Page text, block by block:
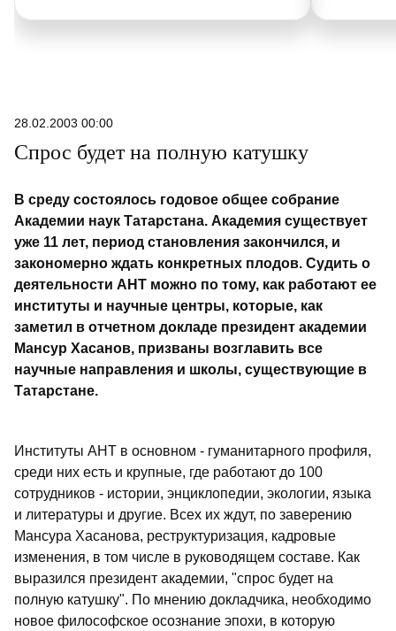
28.02.2003 00:00
Спрос будет на полную катушку
В среду состоялось годовое общее собрание
Академии наук Татарстана. Академия существует
уже 11 лет, период становления закончился, и
закономерно ждать конкретных плодов. Судить о
деятельности АНТ можно по тому, как работают ее
институты и научные центры, которые, как
заметил в отчетном докладе президент академии
Мансур Хасанов, призваны возглавить все
научные направления и школы, существующие в
Татарстане.
Институты АНТ в основном - гуманитарного профиля,
среди них есть и крупные, где работают до 100
сотрудников - истории, энциклопедии, экологии, языка
и литературы и другие. Всех их ждут, по заверению
Мансура Хасанова, реструктуризация, кадровые
изменения, в том числе в руководящем составе. Как
выразился президент академии, "спрос будет на
полную катушку". По мнению докладчика, необходимо
новое философское осознание эпохи, в которую